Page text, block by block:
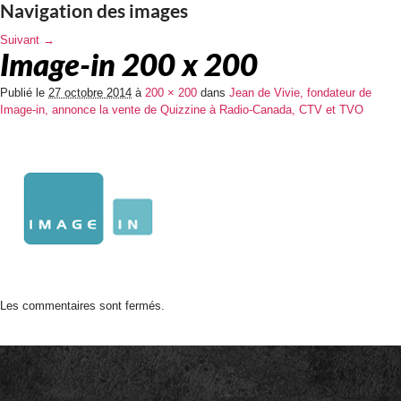
Navigation des images
Suivant →
Image-in 200 x 200
Publié le 27 octobre 2014 à 200 × 200 dans Jean de Vivie, fondateur de
Image-in, annonce la vente de Quizzine à Radio-Canada, CTV et TVO
Les commentaires sont fermés.